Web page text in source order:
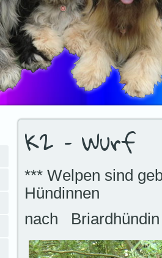
K2 – Wurf
*** Welpen sind
Hündinnen
nach